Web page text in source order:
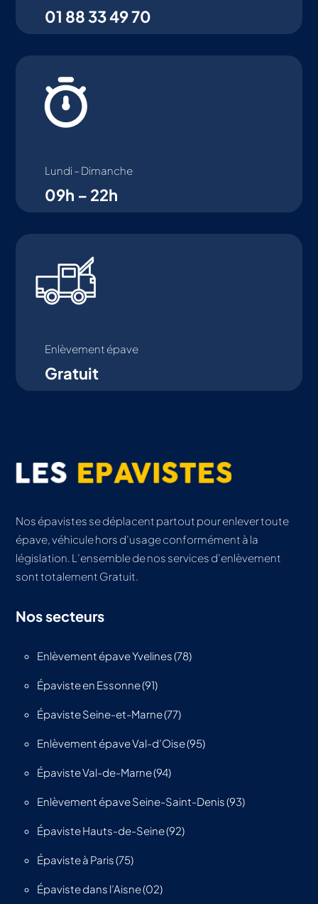
01 88 33 49 70
Lundi – Dimanche
09h – 22h
Enlèvement épave
Gratuit
Nos épavistes se déplacent partout pour enlever toute
épave, véhicule hors d’usage conformément à la
législation. L’ensemble de nos services d’enlèvement
sont totalement Gratuit.
Nos secteurs
Enlèvement épave Yvelines (78)
Épaviste en Essonne (91)
Épaviste Seine-et-Marne (77)
Enlèvement épave Val-d’Oise (95)
Épaviste Val-de-Marne (94)
Enlèvement épave Seine-Saint-Denis (93)
Épaviste Hauts-de-Seine (92)
Épaviste à Paris (75)
Épaviste dans l’Aisne (02)